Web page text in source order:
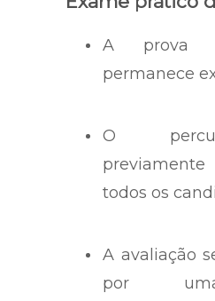
A prova
permanece
O
previamente
todos os
A avaliação
por